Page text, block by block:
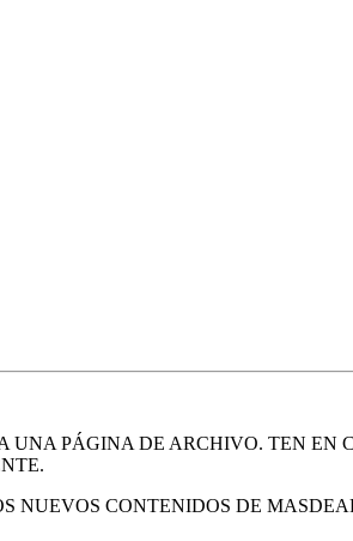
UNA PÁGINA DE ARCHIVO. TEN
NUEVOS CONTENIDOS DE